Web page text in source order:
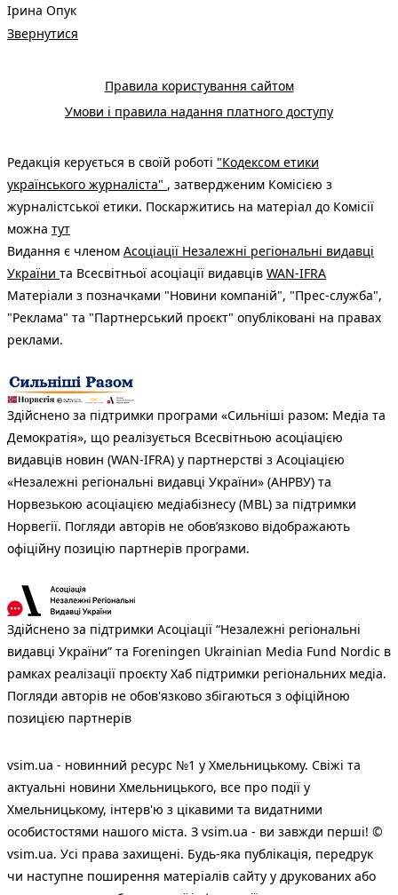
Ірина Опук
Звернутися
Правила користування сайтом
Умови і правила надання платного доступу
Редакція керується в своїй роботі "Кодексом етики
українського журналіста" , затвердженим Комісією з
журналістської етики. Поскаржитись на матеріал до Комісії
можна тут
Видання є членом Асоціації Незалежні регіональні видавці
України та Всесвітньої асоціації видавців WAN-IFRA
Матеріали з позначками "Новини компаній", "Прес-служба",
"Реклама" та "Партнерський проєкт" опубліковані на правах
реклами.
Здійснено за підтримки програми «Сильніші разом: Медіа та
Демократія», що реалізується Всесвітньою асоціацією
видавців новин (WAN-IFRA) у партнерстві з Асоціацією
«Незалежні регіональні видавці України» (АНРВУ) та
Норвезькою асоціацією медіабізнесу (MBL) за підтримки
Норвегії. Погляди авторів не обов’язково відображають
офіційну позицію партнерів програми.
Здійснено за підтримки Асоціації “Незалежні регіональні
видавці України” та Foreningen Ukrainian Media Fund Nordic в
рамках реалізації проєкту Хаб підтримки регіональних медіа.
Погляди авторів не обов'язково збігаються з офіційною
позицією партнерів
vsim.ua - новинний ресурс №1 у Хмельницькому. Свіжі та
актуальні новини Хмельницького, все про події у
Хмельницькому, інтерв'ю з цікавими та видатними
особистостями нашого міста. З vsim.ua - ви завжди перші! ©
vsim.ua. Усі права захищені. Будь-яка публiкацiя, передрук
чи наступне поширення матеріалів сайту у друкованих або